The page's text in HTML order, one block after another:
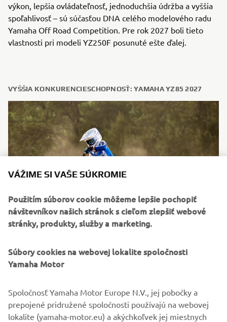
výkon, lepšia ovládateľnosť, jednoduchšia údržba a vyššia
spoľahlivosť – sú súčasťou DNA celého modelového radu
Yamaha Off Road Competition. Pre rok 2027 boli tieto
vlastnosti pri modeli YZ250F posunuté ešte ďalej.
VYŠŠIA KONKURENCIESCHOPNOSŤ: YAMAHA YZ85 2027
Pre rok 2027 získava Yamaha YZ85 úpravy motora aj
Zároveň prinášajú vyššiu používateľskú prívetivosť a
spoľahlivosť, čo pomáha znižovať prevádzkové náklady.
VÁŽIME SI VAŠE SÚKROMIE
Použitím súborov cookie môžeme lepšie pochopiť
návštevníkov našich stránok s cieľom zlepšiť webové
stránky, produkty, služby a marketing.
Súbory cookies na webovej lokalite spoločnosti
Yamaha Motor
Spoločnosť Yamaha Motor Europe N.V., jej pobočky a
prepojené pridružené spoločnosti používajú na webovej
lokalite (yamaha-motor.eu) a akýchkoľvek jej miestnych